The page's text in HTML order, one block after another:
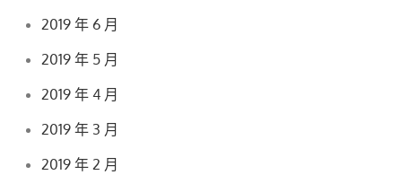
2019 年 6 月
2019 年 5 月
2019 年 4 月
2019 年 3 月
2019 年 2 月